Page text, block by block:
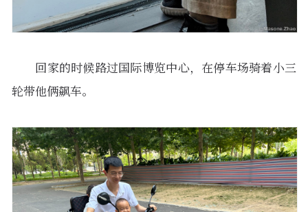
回家的时候路过国际博览中心，在停车场骑着小三
轮带他俩飙车。